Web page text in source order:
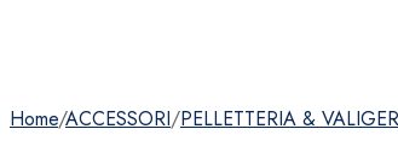
Home/ACCESSORI/PELLETTERIA &